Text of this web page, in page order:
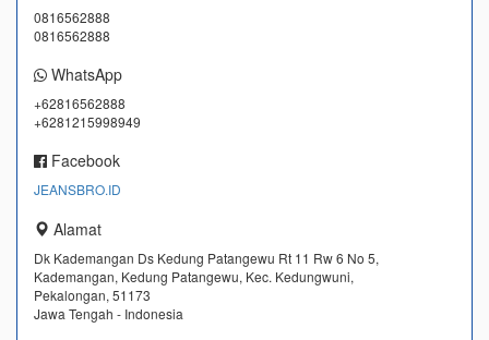
0816562888
0816562888
WhatsApp
+62816562888
+6281215998949
Facebook
JEANSBRO.ID
Alamat
Dk Kademangan Ds Kedung Patangewu Rt 11 Rw 6 No 5,
Kademangan, Kedung Patangewu, Kec. Kedungwuni,
Pekalongan, 51173
Jawa Tengah - Indonesia